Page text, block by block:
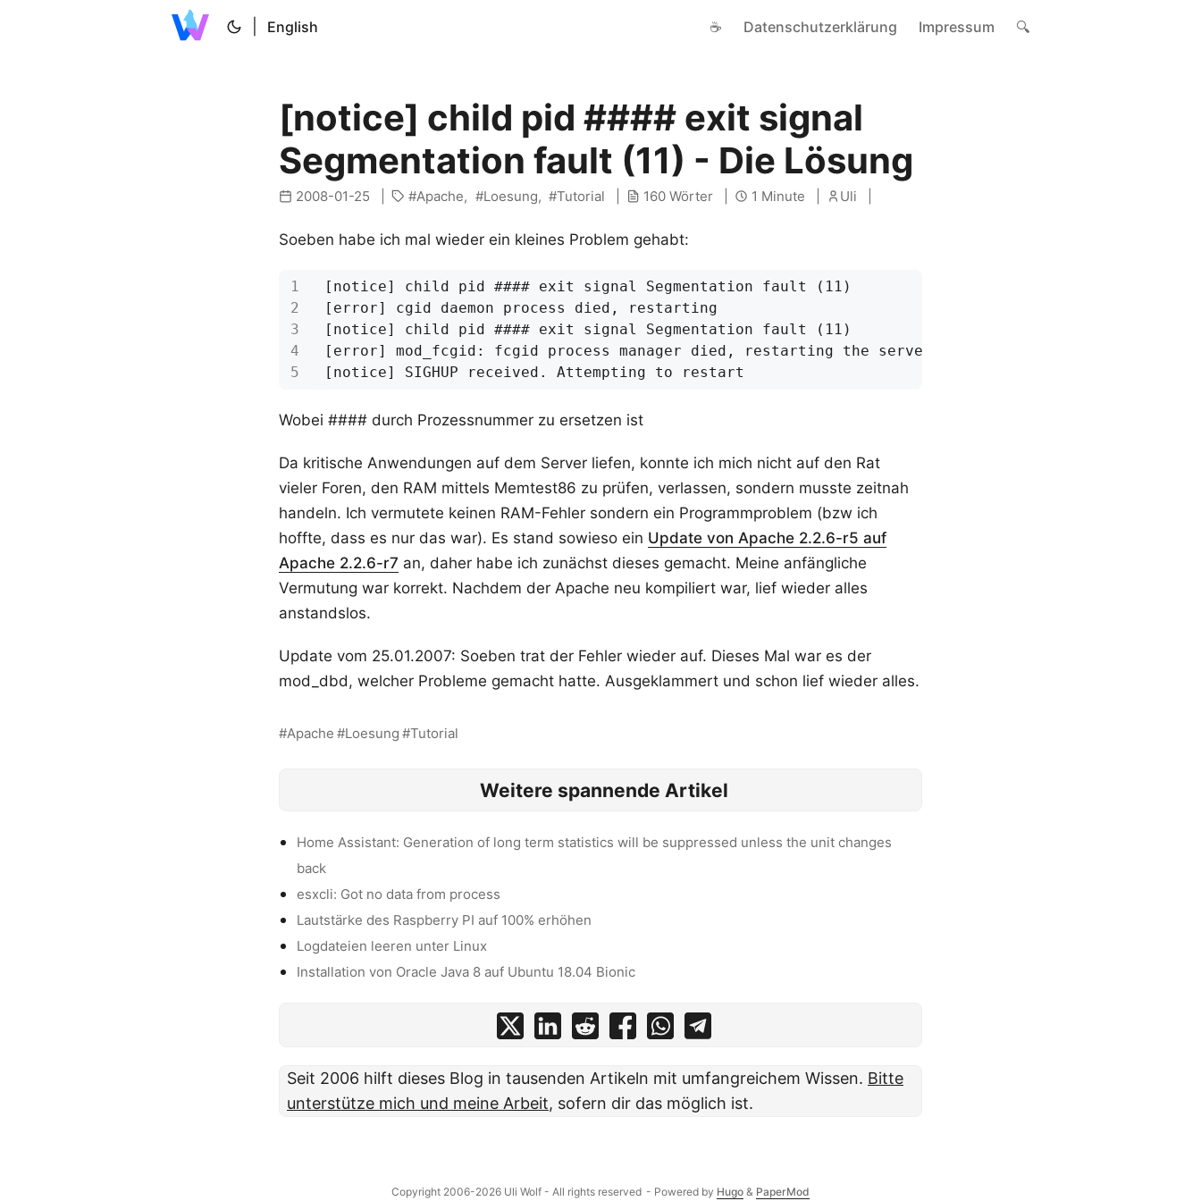
English ☕ Datenschutzerklärung Impressum 🔍
[notice] child pid #### exit signal
Segmentation fault (11) - Die Lösung
2008-01-25 Apache Loesung Tutorial 160 Wörter 1 Minute Uli
Soeben habe ich mal wieder ein kleines Problem gehabt:
Wobei #### durch Prozessnummer zu ersetzen ist
Da kritische Anwendungen auf dem Server liefen, konnte ich mich nicht auf den Rat
vieler Foren, den RAM mittels Memtest86 zu prüfen, verlassen, sondern musste zeitnah
handeln. Ich vermutete keinen RAM-Fehler sondern ein Programmproblem (bzw ich
hoffte, dass es nur das war). Es stand sowieso ein Update von Apache 2.2.6-r5 auf
Apache 2.2.6-r7 an, daher habe ich zunächst dieses gemacht. Meine anfängliche
Vermutung war korrekt. Nachdem der Apache neu kompiliert war, lief wieder alles
anstandslos.
Update vom 25.01.2007: Soeben trat der Fehler wieder auf. Dieses Mal war es der
mod_dbd, welcher Probleme gemacht hatte. Ausgeklammert und schon lief wieder alles.
Apache Loesung Tutorial
Weitere spannende Artikel
Home Assistant: Generation of long term statistics will be suppressed unless the unit changes
back
esxcli: Got no data from process
Lautstärke des Raspberry PI auf 100% erhöhen
Logdateien leeren unter Linux
Installation von Oracle Java 8 auf Ubuntu 18.04 Bionic
Seit 2006 hilft dieses Blog in tausenden Artikeln mit umfangreichem Wissen. Bitte
unterstütze mich und meine Arbeit, sofern dir das möglich ist.
Copyright 2006-2026 Uli Wolf - All rights reserved - Powered by Hugo & PaperMod